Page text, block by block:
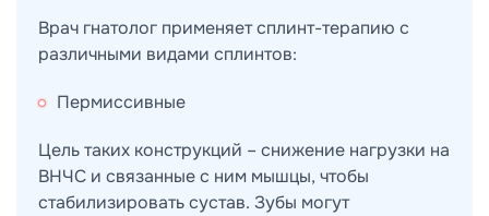
Врач гнатолог применяет сплинт-терапию с
различными видами сплинтов:
Пермиссивные
Цель таких конструкций – снижение нагрузки на
ВНЧС и связанные с ним мышцы, чтобы
стабилизировать сустав. Зубы могут